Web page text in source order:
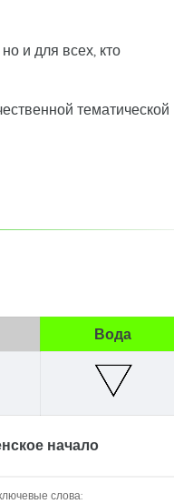
и для всех, кто
тематической
Вода
начало
слова: